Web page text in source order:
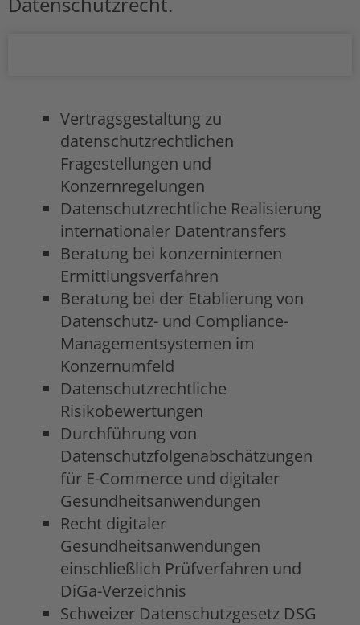
Vertragsgestaltung zu
datenschutzrechtlichen
Fragestellungen und
Konzernregelungen
Datenschutzrechtliche Realisierung
internationaler Datentransfers
Beratung bei konzerninternen
Ermittlungsverfahren
Beratung bei der Etablierung von
Datenschutz- und Compliance-
Managementsystemen im
Konzernumfeld
Datenschutzrechtliche
Risikobewertungen
Durchführung von
Datenschutzfolgenabschätzungen
für E-Commerce und digitaler
Gesundheitsanwendungen
Recht digitaler
Gesundheitsanwendungen
einschließlich Prüfverfahren und
DiGa-Verzeichnis
Schweizer Datenschutzgesetz DSG